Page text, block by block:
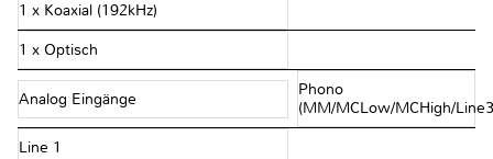
1 x Koaxial (192kHz)
1 x Optisch
Analog Eingänge
Phono
(MM/MCLow/MCHigh/
Line 1